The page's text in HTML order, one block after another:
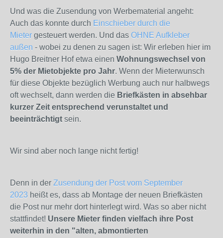
Und was die Zusendung von Werbematerial angeht:
Auch das konnte durch Einschieber durch die
Mieter gesteuert werden. Und das OHNE Aufkleber
außen - wobei zu denen zu sagen ist: Wir erleben hier im
Hugo Breitner Hof etwa einen Wohnungswechsel von
5% der Mietobjekte pro Jahr. Wenn der Mieterwunsch
für diese Objekte bezüglich Werbung auch nur halbwegs
oft wechselt, dann werden die Briefkästen in absehbar
kurzer Zeit entsprechend verunstaltet und
beeinträchtigt sein.
Wir sind aber noch lange nicht fertig!
Denn in der Zusendung der Post vom September
2023 heißt es, dass ab Montage der neuen Briefkästen
die Post nur mehr dort hinterlegt wird. Was so aber nicht
stattfindet! Unsere Mieter finden vielfach ihre Post
weiterhin in den "alten, abmontierten